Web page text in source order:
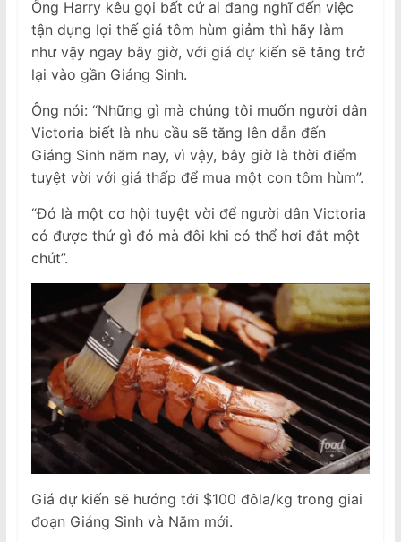
Ông Harry kêu gọi bất cứ ai đang nghĩ đến việc
tận dụng lợi thế giá tôm hùm giảm thì hãy làm
như vậy ngay bây giờ, với giá dự kiến ​​sẽ tăng trở
lại vào gần Giáng Sinh.
Ông nói: “Những gì mà chúng tôi muốn người dân
Victoria biết là nhu cầu sẽ tăng lên dẫn đến
Giáng Sinh năm nay, vì vậy, bây giờ là thời điểm
tuyệt vời với giá thấp để mua một con tôm hùm”.
“Đó là một cơ hội tuyệt vời để người dân Victoria
có được thứ gì đó mà đôi khi có thể hơi đắt một
chút”.
Giá dự kiến ​​sẽ hướng tới $100 đôla/kg trong giai
đoạn Giáng Sinh và Năm mới.